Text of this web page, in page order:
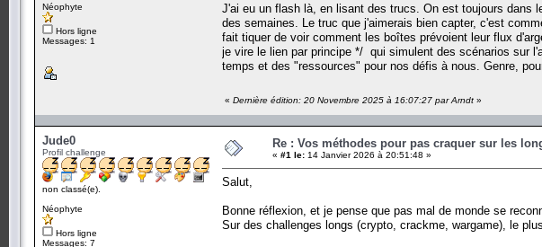
Néophyte
Hors ligne
Messages: 1
J'ai eu un flash là, en lisant des trucs. On est toujours dans
des semaines. Le truc que j'aimerais bien capter, c'est
fait tiquer de voir comment les boîtes prévoient leur flux
je vire le lien par principe */ qui simulent des scénarios sur
temps et des "ressources" pour nos défis à nous. Genre,
« Dernière édition: 20 Novembre 2025 à 16:07:27 par Arndt »
Jude0
Profil challenge
non classé(e).
Néophyte
Hors ligne
Messages: 7
Re : Vos méthodes pour pas craquer sur les
« #1 le: 14 Janvier 2026 à 20:51:48 »
Salut,
Bonne réflexion, et je pense que pas mal de monde se
Sur des challenges longs (crypto, crackme, wargame), le